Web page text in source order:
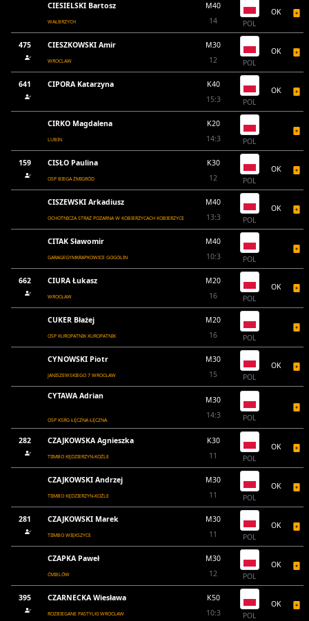
CIESIELSKI Bartosz
WAŁBRZYCH
M40
14
POL
OK
475 CIESZKOWSKI Amir
WROCLAW
M30
12
POL
OK
641 CIPORA Katarzyna
K40
15:3
POL
OK
CIRKO Magdalena
LUBIN
K20
14:3
POL
159 CISŁO Paulina
OSP BIEGA ŻMIGRÓD
K30
12
POL
OK
CISZEWSKI Arkadiusz
OCHOTNICZA STRAŻ POŻARNA W KOBIERZYCACH KOBIERZYCE
M40
13:3
POL
OK
CITAK Sławomir
GARAGEGYMKRAPKOWICE GOGOLIN
M40
10:3
POL
662 CIURA Łukasz
WROCŁAW
M20
16
POL
OK
CUKER Błażej
OSP KUROPATNIK KUROPATNIK
M20
16
POL
CYNOWSKI Piotr
JANISZEWSKIEGO 7 WROCŁAW
M30
15
POL
OK
CYTAWA Adrian
OSP KSRG ŁĘCZNA ŁĘCZNA
M30
14:3
POL
282 CZAJKOWSKA Agnieszka
TIIMBO KĘDZIERZYN-KOŹLE
K30
11
POL
OK
CZAJKOWSKI Andrzej
TIIMBO KĘDZIERZYN-KOŹLE
M30
11
POL
OK
281 CZAJKOWSKI Marek
TIIMBO WIĘKSZYCE
M30
11
POL
OK
CZAPKA Paweł
ĆMIELÓW
M30
12
POL
OK
395 CZARNECKA Wiesława
ROZBIEGANE PASTYLKI WROCŁAW
K50
10:3
POL
OK